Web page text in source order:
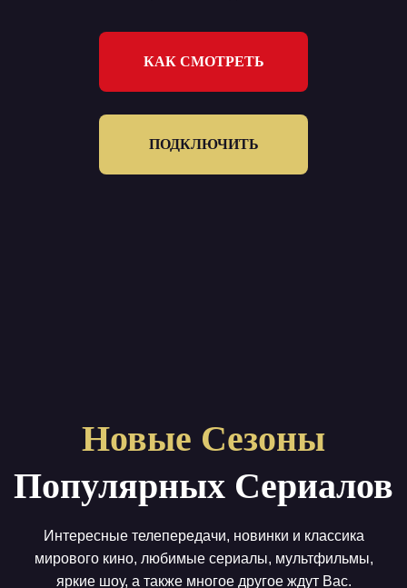
КАК СМОТРЕТЬ
ПОДКЛЮЧИТЬ
Новые Сезоны
Популярных Сериалов
Интересные телепередачи, новинки и классика
мирового кино, любимые сериалы, мультфильмы,
яркие шоу, а также многое другое ждут Вас.